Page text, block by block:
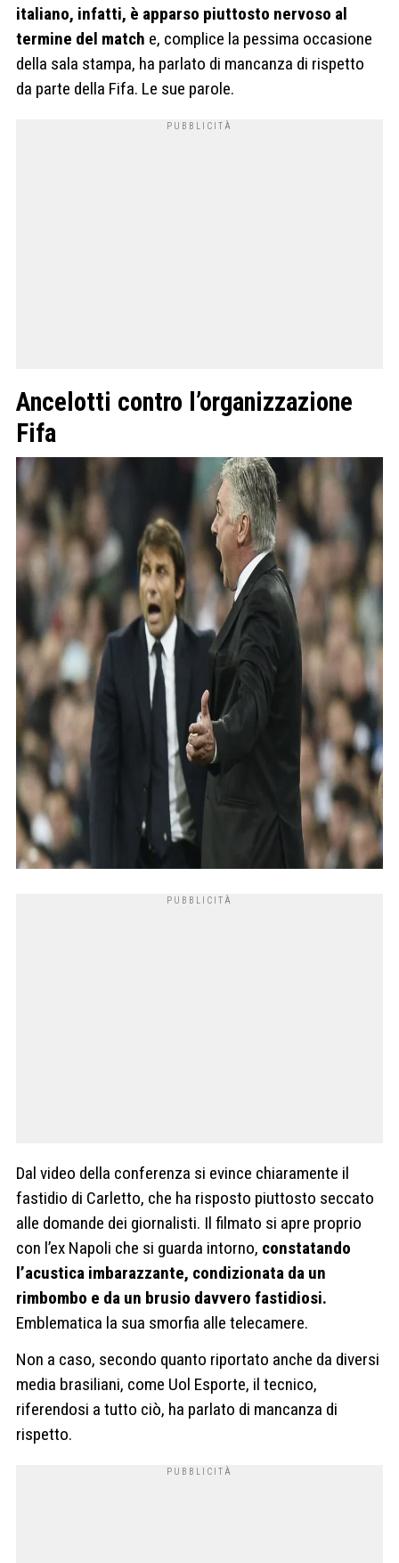
italiano, infatti, è apparso piuttosto nervoso al
termine del match e, complice la pessima occasione
della sala stampa, ha parlato di mancanza di rispetto
da parte della Fifa. Le sue parole.
Ancelotti contro l’organizzazione
Fifa
Dal video della conferenza si evince chiaramente il
fastidio di Carletto, che ha risposto piuttosto seccato
alle domande dei giornalisti. Il filmato si apre proprio
con l’ex Napoli che si guarda intorno, constatando
l’acustica imbarazzante, condizionata da un
rimbombo e da un brusio davvero fastidiosi.
Emblematica la sua smorfia alle telecamere.
Non a caso, secondo quanto riportato anche da diversi
media brasiliani, come Uol Esporte, il tecnico,
riferendosi a tutto ciò, ha parlato di mancanza di
rispetto.